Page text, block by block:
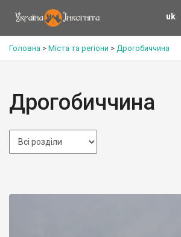
uk
Головна > Міста та регіони > Дрогобиччина
Дрогобиччина